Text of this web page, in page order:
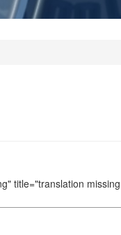
title="translation